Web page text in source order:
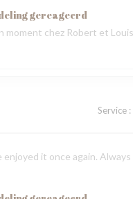
gereageerd
moment chez Robert et
Service:
it once again.